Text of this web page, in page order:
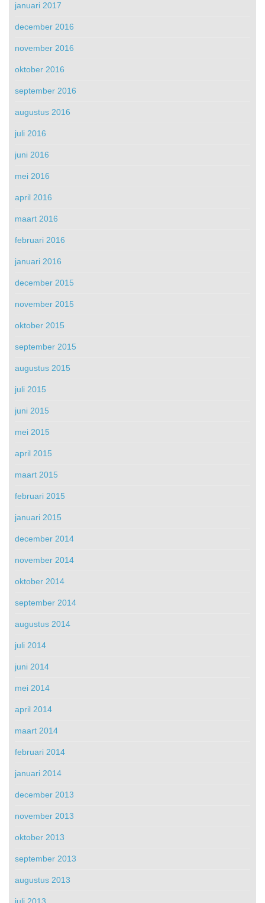
januari 2017
december 2016
november 2016
oktober 2016
september 2016
augustus 2016
juli 2016
juni 2016
mei 2016
april 2016
maart 2016
februari 2016
januari 2016
december 2015
november 2015
oktober 2015
september 2015
augustus 2015
juli 2015
juni 2015
mei 2015
april 2015
maart 2015
februari 2015
januari 2015
december 2014
november 2014
oktober 2014
september 2014
augustus 2014
juli 2014
juni 2014
mei 2014
april 2014
maart 2014
februari 2014
januari 2014
december 2013
november 2013
oktober 2013
september 2013
augustus 2013